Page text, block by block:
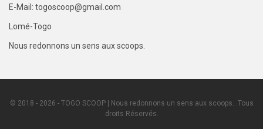
E-Mail: togoscoop@gmail.com
Lomé-Togo
Nous redonnons un sens aux scoops.
© 2018 - 2026 - TOGO SCOOP | Nous redonnons un sens aux scoops.. Tous
droits Réservés.